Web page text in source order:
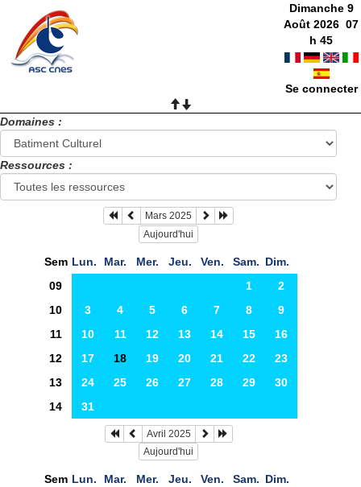
Dimanche 9
Août 2026 07
h45
Se connecter
Domaines :
Ressources :
Mars 2025
Aujourd'hui
Sem Lun. Mar. Mer. Jeu. Ven. Sam. Dim.
09
1
2
10
3 4 5 6 7 8
9
11
10 11 12 13 14 15
16
12
17 18 19 20 21 22
23
13
24 25 26 27 28 29
30
14
31
Avril 2025
Aujourd'hui
Sem Lun. Mar. Mer. Jeu. Ven. Sam. Dim.